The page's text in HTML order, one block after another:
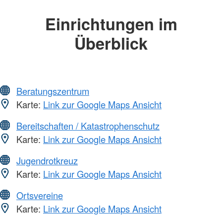
Einrichtungen im
Überblick
Beratungszentrum
Karte: Link zur Google Maps Ansicht
Bereitschaften / Katastrophenschutz
Karte: Link zur Google Maps Ansicht
Jugendrotkreuz
Karte: Link zur Google Maps Ansicht
Ortsvereine
Karte: Link zur Google Maps Ansicht